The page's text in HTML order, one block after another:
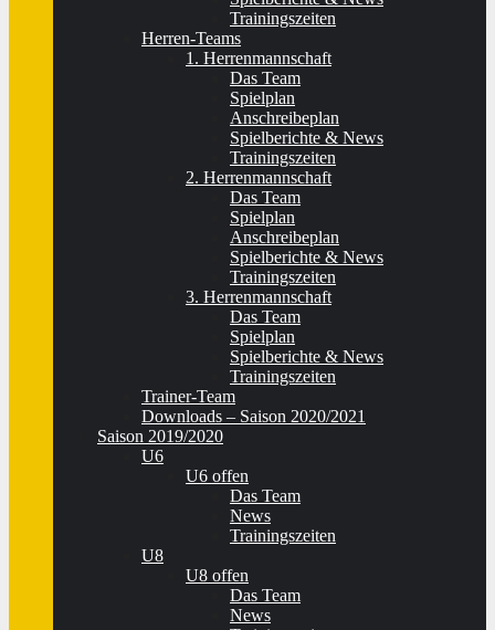
Trainingszeiten
Herren-Teams
1. Herrenmannschaft
Das Team
Spielplan
Anschreibeplan
Spielberichte & News
Trainingszeiten
2. Herrenmannschaft
Das Team
Spielplan
Anschreibeplan
Spielberichte & News
Trainingszeiten
3. Herrenmannschaft
Das Team
Spielplan
Spielberichte & News
Trainingszeiten
Trainer-Team
Downloads – Saison 2020/2021
Saison 2019/2020
U6
U6 offen
Das Team
News
Trainingszeiten
U8
U8 offen
Das Team
News